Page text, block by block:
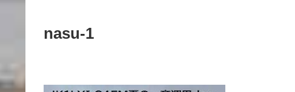
nasu-1